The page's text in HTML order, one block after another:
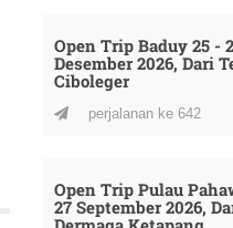
Open Trip Baduy 25 -
Desember 2026, Dari
Ciboleger
perjalanan ke 642
Open Trip Pulau
27 September 2026,